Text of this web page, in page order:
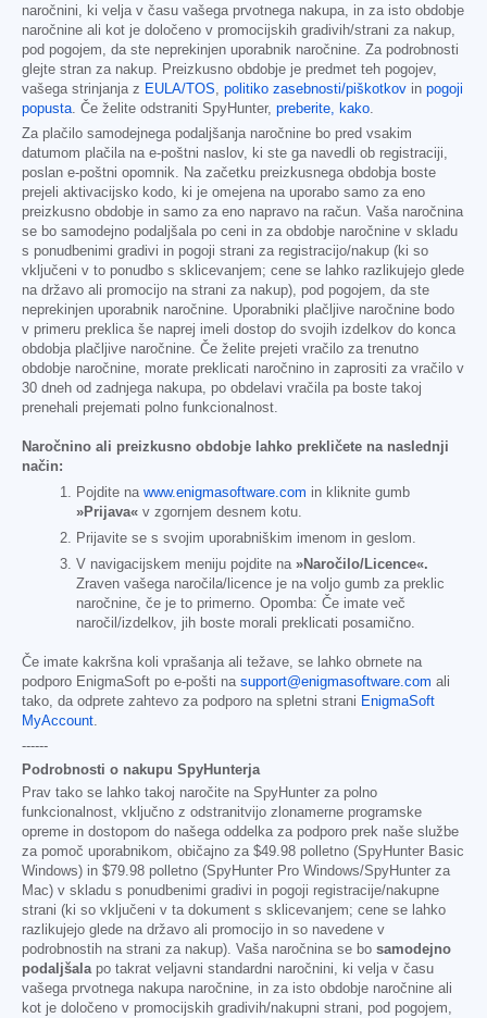
naročnini, ki velja v času vašega prvotnega nakupa, in za isto obdobje
naročnine ali kot je določeno v promocijskih gradivih/strani za nakup,
pod pogojem, da ste neprekinjen uporabnik naročnine. Za podrobnosti
glejte stran za nakup. Preizkusno obdobje je predmet teh pogojev,
vašega strinjanja z EULA/TOS politiko zasebnosti/piškotkov in pogoji
popusta . Če želite odstraniti SpyHunter, preberite, kako
Za plačilo samodejnega podaljšanja naročnine bo pred vsakim
datumom plačila na e-poštni naslov, ki ste ga navedli ob registraciji,
poslan e-poštni opomnik. Na začetku preizkusnega obdobja boste
prejeli aktivacijsko kodo, ki je omejena na uporabo samo za eno
preizkusno obdobje in samo za eno napravo na račun. Vaša naročnina
se bo samodejno podaljšala po ceni in za obdobje naročnine v skladu
s ponudbenimi gradivi in pogoji strani za registracijo/nakup (ki so
vključeni v to ponudbo s sklicevanjem; cene se lahko razlikujejo glede
na državo ali promocijo na strani za nakup), pod pogojem, da ste
neprekinjen uporabnik naročnine. Uporabniki plačljive naročnine bodo
v primeru preklica še naprej imeli dostop do svojih izdelkov do konca
obdobja plačljive naročnine. Če želite prejeti vračilo za trenutno
obdobje naročnine, morate preklicati naročnino in zaprositi za vračilo v
30 dneh od zadnjega nakupa, po obdelavi vračila pa boste takoj
prenehali prejemati polno funkcionalnost.
Naročnino ali preizkusno obdobje lahko prekličete na naslednji
način:
Pojdite na www.enigmasoftware.com in kliknite gumb
»Prijava« v zgornjem desnem kotu.
Prijavite se s svojim uporabniškim imenom in geslom.
V navigacijskem meniju pojdite na »Naročilo/Licence«.
Zraven vašega naročila/licence je na voljo gumb za preklic
naročnine, če je to primerno. Opomba: Če imate več
naročil/izdelkov, jih boste morali preklicati posamično.
Če imate kakršna koli vprašanja ali težave, se lahko obrnete na
podporo EnigmaSoft po e-pošti na support@enigmasoftware.com ali
tako, da odprete zahtevo za podporo na spletni strani EnigmaSoft
MyAccount.
------
Podrobnosti o nakupu SpyHunterja
Prav tako se lahko takoj naročite na SpyHunter za polno
funkcionalnost, vključno z odstranitvijo zlonamerne programske
opreme in dostopom do našega oddelka za podporo prek naše službe
za pomoč uporabnikom, običajno za $49.98 polletno (SpyHunter Basic
Windows) in $79.98 polletno (SpyHunter Pro Windows/SpyHunter za
Mac) v skladu s ponudbenimi gradivi in pogoji registracije/nakupne
strani (ki so vključeni v ta dokument s sklicevanjem; cene se lahko
razlikujejo glede na državo ali promocijo in so navedene v
podrobnostih na strani za nakup). Vaša naročnina se bo samodejno
podaljšalapo takrat veljavni standardni naročnini, ki velja v času
vašega prvotnega nakupa naročnine, in za isto obdobje naročnine ali
kot je določeno v promocijskih gradivih/nakupni strani, pod pogojem,